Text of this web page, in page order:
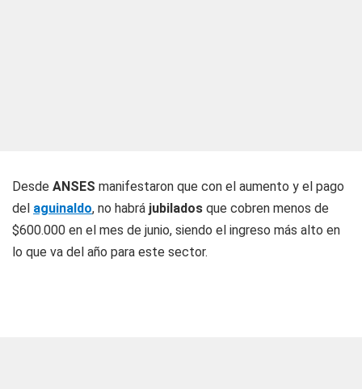
Desde ANSES manifestaron que con el aumento y el pago
del aguinaldo, no habrá jubilados que cobren menos de
$600.000 en el mes de junio, siendo el ingreso más alto en
lo que va del año para este sector.